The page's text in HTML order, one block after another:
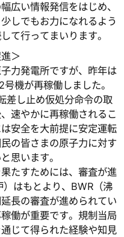
広い情報発信をはじめ、
しでもお力になれるよう
て行ってまいります。
＞
力発電所ですが、昨年は
機が再稼働しました。
差し止め仮処分命令の取
速やかに再稼働されるこ
安全を大前提に安定運転
の皆さまの原子力に対す
思います。
たすためには、審査が進
はもとより、BWR（沸
長の審査が進められてい
働が重要です。規制当局
じて得られた経験や知見